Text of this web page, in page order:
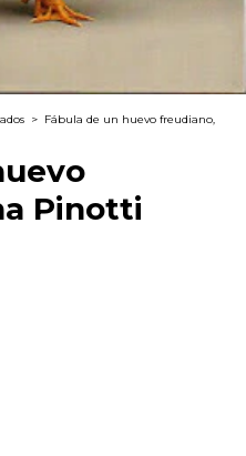
> Fábula de un huevo freudiano,
Pinotti